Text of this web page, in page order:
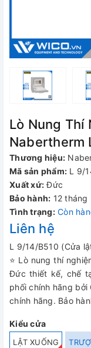
Lò Nung Thí
Nabertherm
Thương hiệu:
Mã sản phẩm: L 9/
Xuất xứ: Đức
Bảo hành: 12 tháng
Tình trạng: Còn
Liên hệ
L 9/14/B510 (Cửa
⭐ Lò nung thí
Đức thiết kế, chế
phối chính hãng bởi
chính hãng. Bảo
Kiểu cửa
LẬT XUỐNG